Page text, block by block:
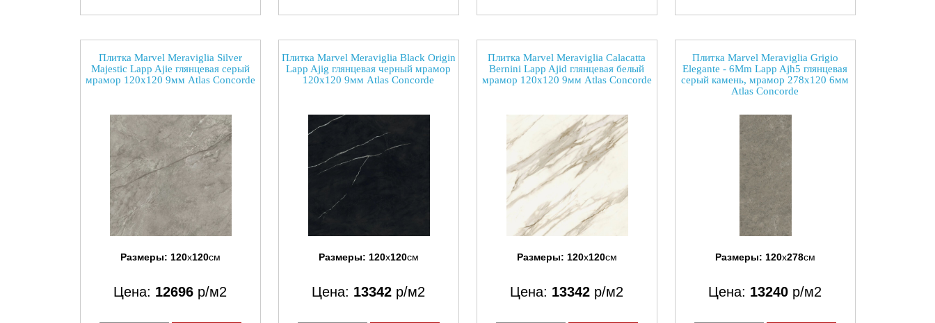
Плитка Marvel Meraviglia Silver
Majestic Lapp Ajie глянцевая серый
мрамор 120x120 9мм Atlas Concorde
Размеры: 120x120см
Цена: 12696 р/м2
Плитка Marvel Meraviglia Black Origin
Lapp Ajig глянцевая черный мрамор
120x120 9мм Atlas Concorde
Размеры: 120x120см
Цена: 13342 р/м2
Плитка Marvel Meraviglia Calacatta
Bernini Lapp Ajid глянцевая белый
мрамор 120x120 9мм Atlas Concorde
Размеры: 120x120см
Цена: 13342 р/м2
Плитка Marvel Meraviglia Grigio
Elegante - 6Mm Lapp Ajh5 глянцевая
серый камень, мрамор 278x120 6мм
Atlas Concorde
Размеры: 120x278см
Цена: 13240 р/м2